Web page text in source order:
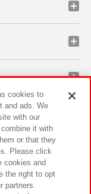
トポリシー
ィ方針と検証結果
cookies to
and ads. We
with our
it with
or that they
Please click
cookies and
the right to opt
partners.